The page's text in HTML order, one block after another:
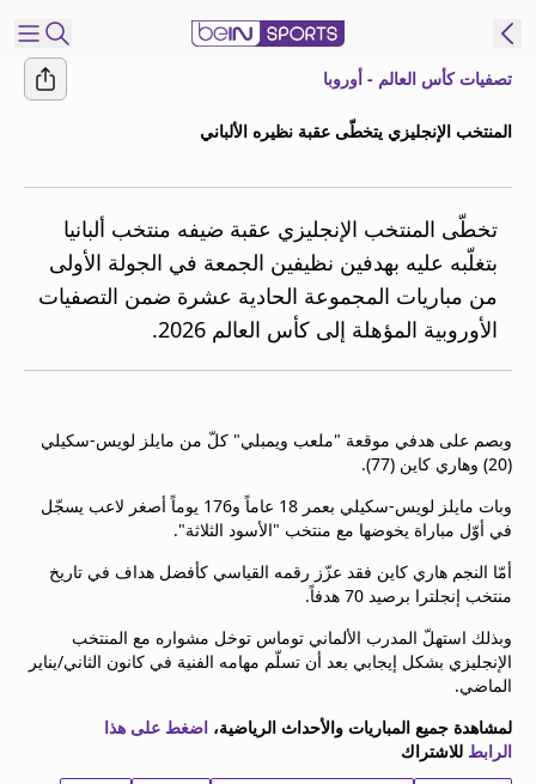
النسخة
MENA
إدارة
التنبيهات
النشرة
الإخبارية
اتصل بنا
beIN CONNECT
beIN MEDIA GROUP
ترددات beIN SPORTS
دليل التلفاز
احصل على beIN
معلومات عن هذا الموقع
تصفيات كأس العالم - أوروبا
المنتخب الإنجليزي يتخطّى عقبة نظيره الألباني
تخطّى المنتخب الإنجليزي عقبة ضيفه منتخب ألبانيا
بتغلّبه عليه بهدفين نظيفين الجمعة في الجولة الأولى
من مباريات المجموعة الحادية عشرة ضمن التصفيات
الأوروبية المؤهلة إلى كأس العالم 2026.
وبصم على هدفي موقعة "ملعب ويمبلي" كلّ من مايلز لويس-سكيلي
(20) وهاري كاين (77).
وبات مايلز لويس-سكيلي بعمر 18 عاماً و176 يوماً أصغر لاعب يسجّل
في أوّل مباراة يخوضها مع منتخب "الأسود الثلاثة".
أمّا النجم هاري كاين فقد عزّز رقمه القياسي كأفضل هداف في تاريخ
منتخب إنجلترا برصيد 70 هدفاً.
وبذلك استهلّ المدرب الألماني توماس توخل مشواره مع المنتخب
الإنجليزي بشكل إيجابي بعد أن تسلّم مهامه الفنية في كانون الثاني/يناير
الماضي.
لمشاهدة جميع المباريات والأحداث الرياضية، اضغط على هذا
الرابط للاشتراك